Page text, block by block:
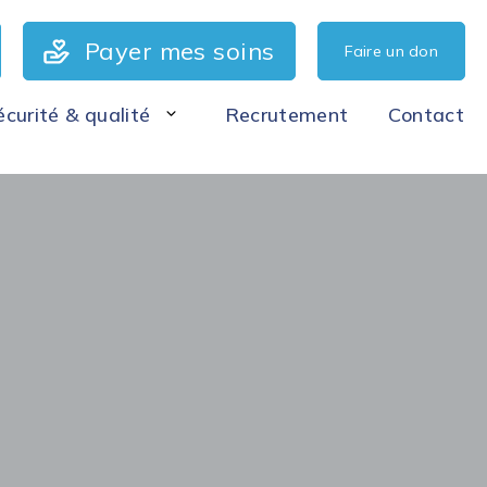
Payer mes soins Faire un don
& qualité Recrutement Contact